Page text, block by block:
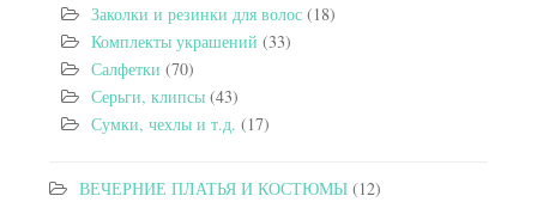
Заколки и резинки для волос (18)
Комплекты украшений (33)
Салфетки (70)
Серьги, клипсы (43)
Сумки, чехлы и т.д. (17)
ВЕЧЕРНИЕ ПЛАТЬЯ И КОСТЮМЫ (12)